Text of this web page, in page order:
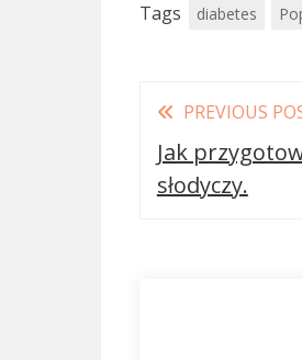
Tags diabetes
Read
more
articles
PREVIOUS
Jak
słodyczy.